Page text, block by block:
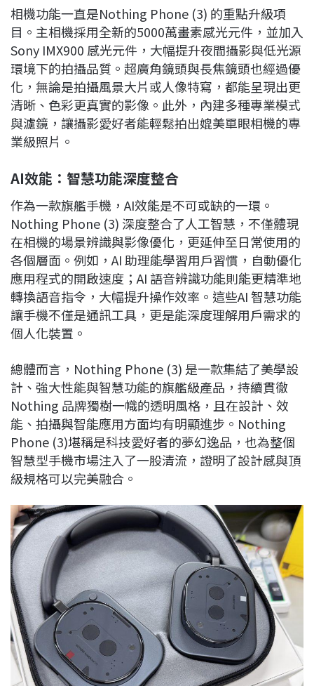
相機功能一直是Nothing Phone (3) 的重點升級項
目。主相機採用全新的5000萬畫素感光元件，並加入
Sony IMX900 感光元件，大幅提升夜間攝影與低光源
環境下的拍攝品質。超廣角鏡頭與長焦鏡頭也經過優
化，無論是拍攝風景大片或人像特寫，都能呈現出更
清晰、色彩更真實的影像。此外，內建多種專業模式
與濾鏡，讓攝影愛好者能輕鬆拍出媲美單眼相機的專
業級照片。
AI效能：智慧功能深度整合
作為一款旗艦手機，AI效能是不可或缺的一環。
Nothing Phone (3) 深度整合了人工智慧，不僅體現
在相機的場景辨識與影像優化，更延伸至日常使用的
各個層面。例如，AI 助理能學習用戶習慣，自動優化
應用程式的開啟速度；AI 語音辨識功能則能更精準地
轉換語音指令，大幅提升操作效率。這些AI 智慧功能
讓手機不僅是通訊工具，更是能深度理解用戶需求的
個人化裝置。
總體而言，Nothing Phone (3) 是一款集結了美學設
計、強大性能與智慧功能的旗艦級產品，持續貫徹
Nothing 品牌獨樹一幟的透明風格，且在設計、效
能、拍攝與智能應用方面均有明顯進步。Nothing
Phone (3)堪稱是科技愛好者的夢幻逸品，也為整個
智慧型手機市場注入了一股清流，證明了設計感與頂
級規格可以完美融合。